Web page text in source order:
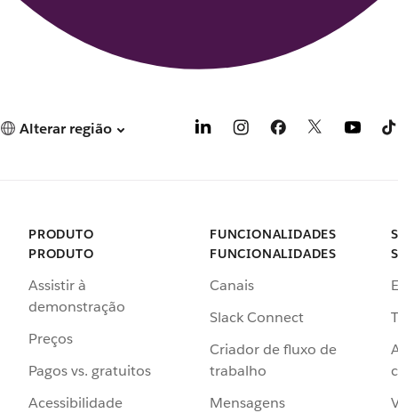
Alterar região
PRODUTO
PRODUTO
Assistir à
demonstração
Preços
Pagos vs. gratuitos
Acessibilidade
FUNCIONALIDADES
FUNCIONALIDADES
Canais
Slack Connect
Criador de fluxo de
trabalho
Mensagens